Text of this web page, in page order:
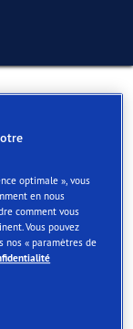
optimale », vous
en nous
comment vous
Vous pouvez
nos « paramètres de